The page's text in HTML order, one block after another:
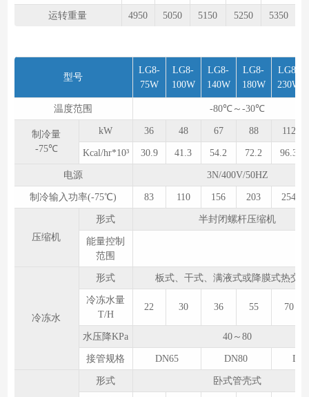
运转重量 4950 5050 5150 5250 5350
型号
LG8-
75W
LG8-
100W
LG8-
140W
LG8-
180W
LG8-
230W
温度范围 -80℃～-30℃
制冷量
-75℃
kW 36 48 67 88 112
Kcal/hr*10³ 30.9 41.3 54.2 72.2 96.3
电源 3N/400V/50HZ
制冷输入功率(-75℃) 83 110 156 203 254
压缩机
形式 半封闭螺杆压缩机
能量控制
范围
冷冻水
形式 板式、干式、满液式或降膜式热交
冷冻水量
T/H
22 30 36 55 70
水压降KPa 40～80
接管规格 DN65 DN80
形式 卧式管壳式